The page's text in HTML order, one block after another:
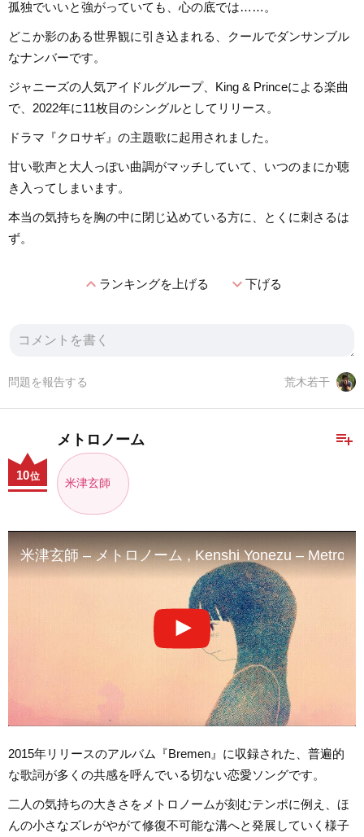
孤独でいいと強がっていても、心の底では……。
どこか影のある世界観に引き込まれる、クールでダンサンブル
なナンバーです。
ジャニーズの人気アイドルグループ、King & Princeによる楽曲
で、2022年に11枚目のシングルとしてリリース。
ドラマ『クロサギ』の主題歌に起用されました。
甘い歌声と大人っぽい曲調がマッチしていて、いつのまにか聴
き入ってしまいます。
本当の気持ちを胸の中に閉じ込めている方に、とくに刺さるは
ず。
expand_lessランキングを上げる expand_more下げる
荒木若干
問題を報告する
playlist_add
メトロノーム
米津玄師
10位
米津玄師 – メトロノーム , Kenshi Yonezu –
2015年リリースのアルバム『Bremen』に収録された、普遍的
な歌詞が多くの共感を呼んでいる切ない恋愛ソングです。
二人の気持ちの大きさをメトロノームが刻むテンポに例え、ほ
んの小さなズレがやがて修復不可能な溝へと発展していく様子